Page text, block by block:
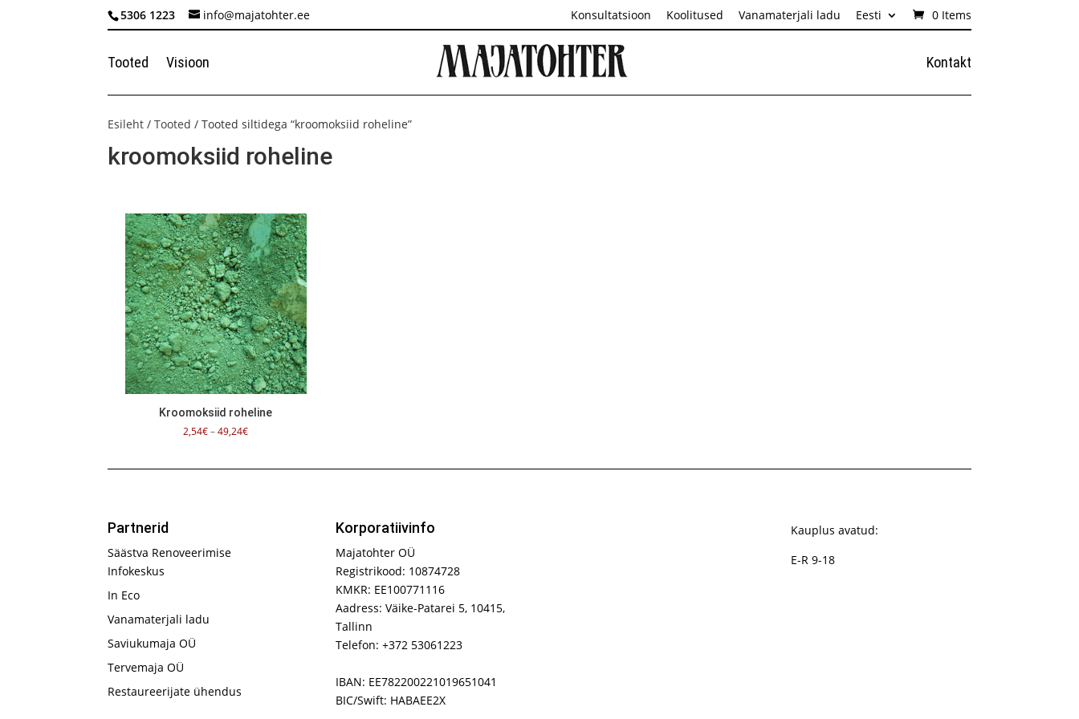
5306 1223 info@majatohter.ee Konsultatsioon Koolitused Vanamaterjali ladu Eesti 0 Items
Tooted Visioon Kontakt
Esileht /Tooted / Tooted siltidega “kroomoksiid roheline”
kroomoksiid roheline
Kroomoksiid roheline
2,54€–49,24€Hinnavahemik:
Partnerid
Säästva Renoveerimise
Infokeskus
In Eco
Vanamaterjali ladu
Saviukumaja OÜ
Tervemaja OÜ
Restaureerijate ühendus
Korporatiivinfo
Majatohter OÜ
Registrikood: 10874728
KMKR: EE100771116
Aadress: Väike-Patarei 5, 10415,
Tallinn
Telefon: +372 53061223
IBAN: EE782200221019651041
BIC/Swift: HABAEE2X
Kauplus avatud:
E-R 9-18